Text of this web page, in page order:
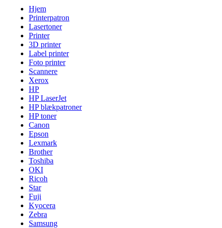
Hjem
Printerpatron
Lasertoner
Printer
3D printer
Label printer
Foto printer
Scannere
Xerox
HP
HP LaserJet
HP blækpatroner
HP toner
Canon
Epson
Lexmark
Brother
Toshiba
OKI
Ricoh
Star
Fuji
Kyocera
Zebra
Samsung